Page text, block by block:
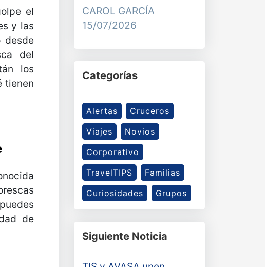
el
y las
desde
del
los
tienen
de
CAROL GARCÍA
15/07/2026
Categorías
Alertas
Cruceros
Viajes
Novios
Corporativo
TravelTIPS
Familias
Curiosidades
Grupos
Siguiente Noticia